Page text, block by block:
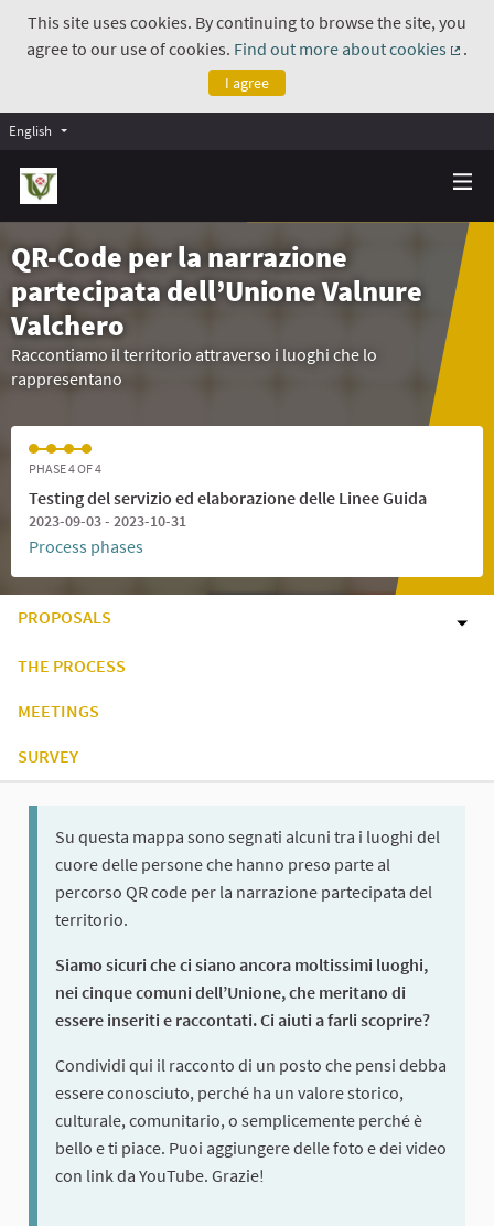
This site uses cookies. By continuing to browse the site, you
agree to our use of cookies. Find out more about cookies
.
I agree
English
QR-Code per la narrazione
partecipata dell’Unione Valnure
Valchero
Raccontiamo il territorio attraverso i luoghi che lo
rappresentano
PHASE 4 OF 4
Testing del servizio ed elaborazione delle Linee Guida
2023-09-03 - 2023-10-31
Process phases
PROPOSALS
THE PROCESS
MEETINGS
SURVEY
Su questa mappa sono segnati alcuni tra i luoghi del
cuore delle persone che hanno preso parte al
percorso QR code per la narrazione partecipata del
territorio.
Siamo sicuri che ci siano ancora moltissimi luoghi,
nei cinque comuni dell’Unione, che meritano di
essere inseriti e raccontati. Ci aiuti a farli scoprire?
Condividi qui il racconto di un posto che pensi debba
essere conosciuto, perché ha un valore storico,
culturale, comunitario, o semplicemente perché è
bello e ti piace. Puoi aggiungere delle foto e dei video
con link da YouTube. Grazie!